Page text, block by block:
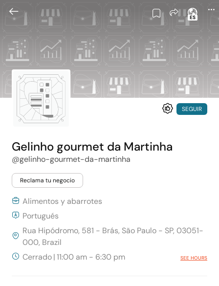
ES
SEGUIR
Gelinho gourmet da Martinha
@gelinho-gourmet-da-martinha
Reclama tu negocio
Alimentos y abarrotes
Portugués
Rua Hipódromo, 581 - Brás, São Paulo - SP, 03051-
000, Brazil
Cerrado|11:00 am - 6:30 pm SEE HOURS